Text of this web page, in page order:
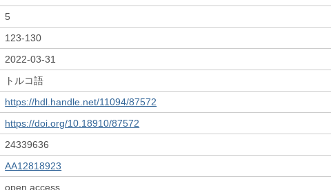
5
123-130
2022-03-31
トルコ語
https://hdl.handle.net/11094/87572
https://doi.org/10.18910/87572
24339636
AA12818923
open access